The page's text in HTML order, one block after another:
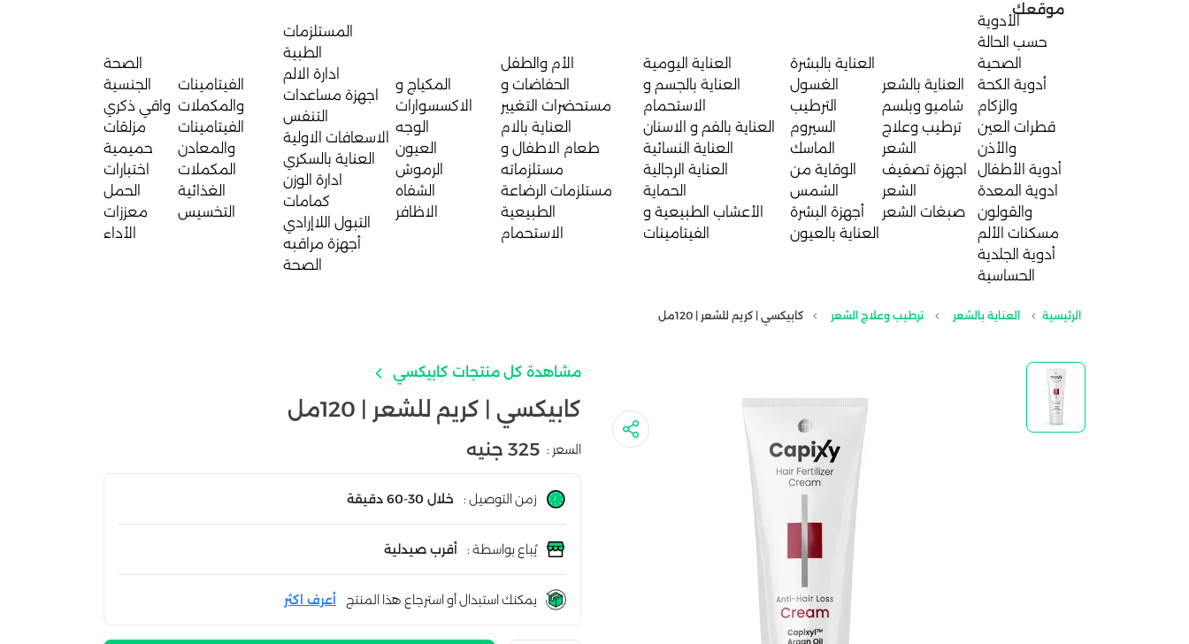
موقعك
الأدوية
حسب الحالة
الصحية
أدوية الكحة
والزكام
قطرات العين
والأذن
أدوية الأطفال
ادوية المعدة
والقولون
مسكنات الألم
أدوية الجلدية
الحساسية
العناية بالشعر
شامبو وبلسم
ترطيب وعلاج
الشعر
اجهزة تصفيف
الشعر
صبغات الشعر
العناية بالبشرة
الغسول
الترطيب
السيروم
الماسك
الوقاية من
الشمس
أجهزة البشرة
العناية بالعيون
العناية اليومية
العناية بالجسم و
الاستحمام
العناية بالفم و الاسنان
العناية النسائية
العناية الرجالية
الحماية
الأعشاب الطبيعية و
الفيتامينات
الأم والطفل
الحفاضات و
مستحضرات التغيير
العناية بالام
طعام الاطفال و
مستلزماته
مستلزمات الرضاعة
الطبيعية
الاستحمام
المكياج و
الاكسسوارات
الوجه
العيون
الرموش
الشفاه
الاظافر
المستلزمات
الطبية
ادارة الالم
اجهزة مساعدات
التنفس
الاسعافات الاولية
العناية بالسكري
ادارة الوزن
كمامات
التبول اللاإرادي
أجهزة مراقبه
الصحة
الفيتامينات
والمكملات
الفيتامينات
والمعادن
المكملات
الغذائية
التخسيس
الصحة
الجنسية
واقي ذكري
مزلقات
حميمية
اختبارات
الحمل
معززات
الأداء
الرئيسية العناية بالشعر ترطيب وعلاج الشعر كابيكسي | كريم للشعر | 120مل
مشاهدة كل منتجات كابيكسي
كابيكسي | كريم للشعر | 120مل
السعر : 325 جنيه
زمن التوصيل : خلال 30-60 دقيقة
يُباع بواسطة : أقرب صيدلية
يمكنك استبدال أو استرجاع هذا المنتج أعرف اكثر